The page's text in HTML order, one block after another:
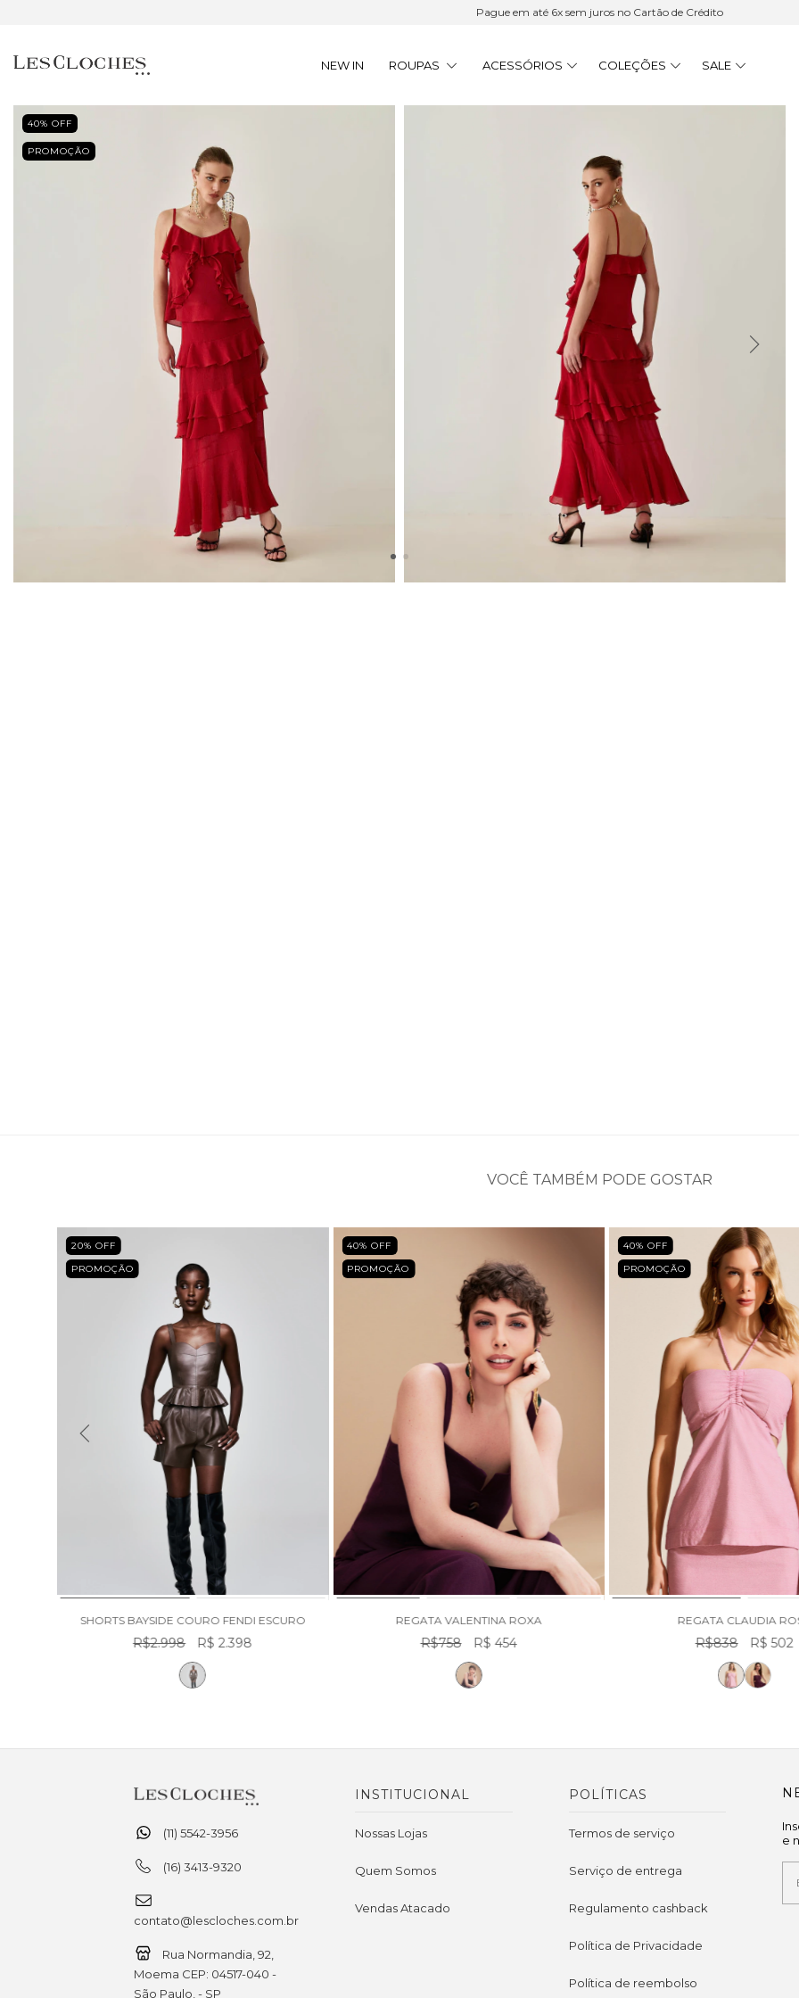
Pague em até 6x sem juros no Cartão de Crédito
NEW IN ROUPAS ACESSÓRIOS COLEÇÕES SALE
40% OFF
PROMOÇÃO
VOCÊ TAMBÉM PODE GOSTAR
20% OFF
PROMOÇÃO
SHORTS BAYSIDE COURO FENDI ESCURO
R$2.998 R$ 2.398
40% OFF
PROMOÇÃO
REGATA VALENTINA ROXA
R$758 R$ 454
40% OFF
PROMOÇÃO
REGATA CLAUDIA
R$838 R$ 502
(11) 5542-3956
(16) 3413-9320
contato@lescloches.com.br
Rua Normandia, 92,
Moema CEP: 04517-040 -
São Paulo, - SP
INSTITUCIONAL
Nossas Lojas
Quem Somos
Vendas Atacado
POLÍTICAS
Termos de serviço
Serviço de entrega
Regulamento cashback
Política de Privacidade
Política de reembolso
e